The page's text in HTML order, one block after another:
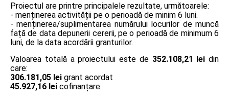
Proiectul are printre principalele rezultate, următoarele:
- menținerea activității pe o perioadă de minim 6 luni.
- menținerea/suplimentarea numărului locurilor de muncă
față de data depunerii cererii, pe o perioadă de minimum 6
luni, de la data acordării granturilor.
Valoarea totală a proiectului este de 352.108,21 lei din
care:
306.181,05 lei grant acordat
45.927,16 lei cofinanțare.